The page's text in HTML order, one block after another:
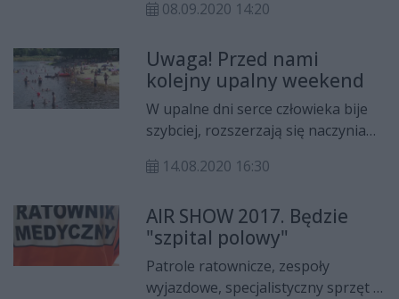
wszystkim przed jego
mówi doktor nauk medycznych,
Jakub Dworzański, szczepienia są
bezpieczne, rzadko dochodzi do
niepożądanych odczynów
poszczepiennych.
08.09.2020 14:20
Uwaga! Przed nami
kolejny upalny weekend
W upalne dni serce człowieka bije
szybciej, rozszerzają się naczynia
– wszystko po to, by dostarczyć do
przegrzaniu. Specjaliści radzą jak
chronić się przed wysokimi
temperaturami.
14.08.2020 16:30
AIR SHOW 2017. Będzie
"szpital polowy"
Patrole ratownicze, zespoły
wyjazdowe, specjalistyczny sprzęt –